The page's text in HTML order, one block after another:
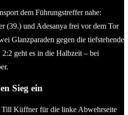
dem Führungstreffer nahe:
(39.) und Adesanya frei vor dem Tor
Glanzparaden gegen die tiefstehende
geht es in die Halbzeit – bei
Sieg ein
Till Küffner für die linke Abwehrseite